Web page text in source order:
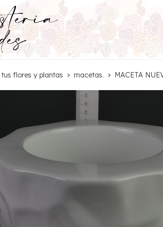
flores y plantas macetas. MACETA